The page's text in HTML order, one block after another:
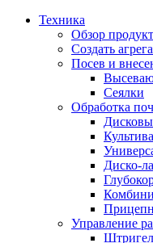
Техника
Обзор
Создать
Посев и
Сеялки
Oбработка
Диско-
Управление